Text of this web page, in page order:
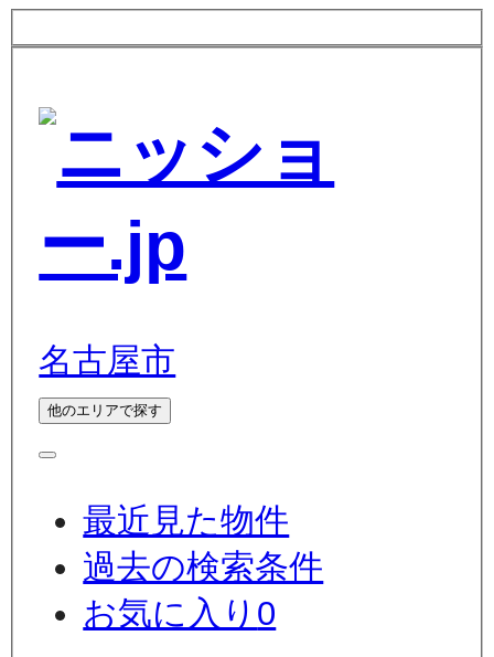
名古屋市
他のエリアで探す
最近見た物件
過去の検索条件
お気に入り 0